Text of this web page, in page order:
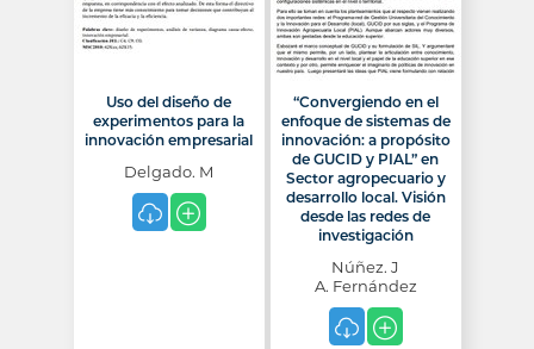
Uso del diseño de
experimentos para la
innovación empresarial
Delgado. M
“Convergiendo en el
enfoque de sistemas de
innovación: a propósito
de GUCID y PIAL” en
Sector agropecuario y
desarrollo local. Visión
desde las redes de
investigación
Núñez. J
A. Fernández